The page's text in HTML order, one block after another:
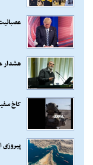
هشدار
کاخ
پیروزی